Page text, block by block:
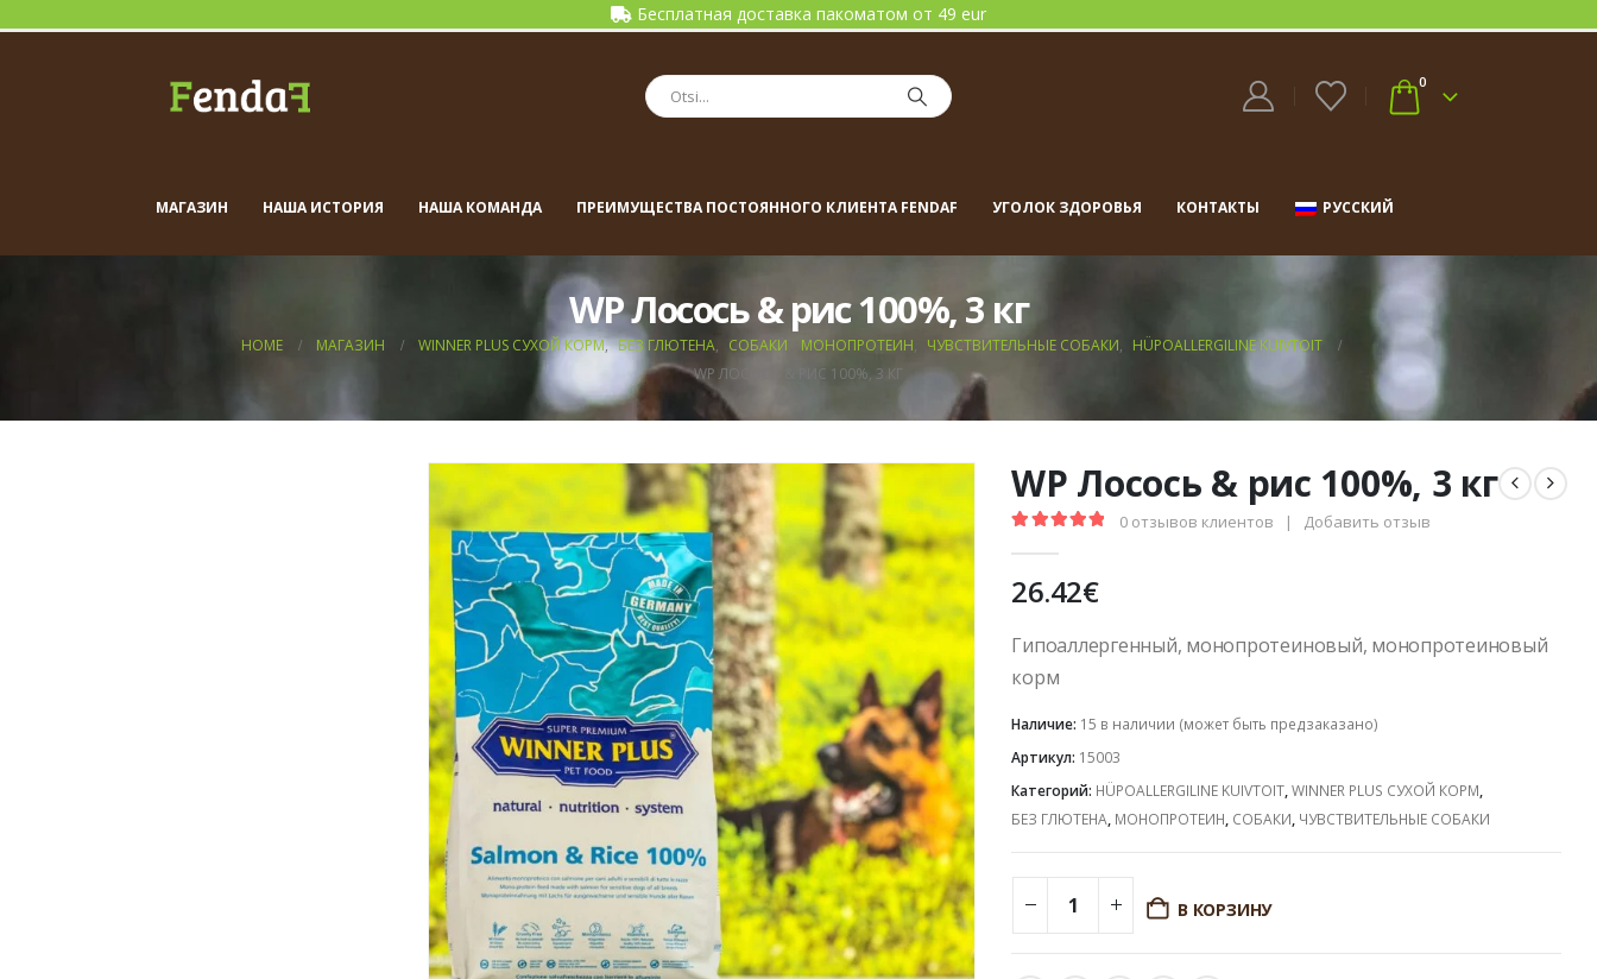
Бесплатная доставка пакоматом от 49 eur
0
МАГАЗИН НАША ИСТОРИЯ НАША КОМАНДА ПРЕИМУЩЕСТВА ПОСТОЯННОГО КЛИЕНТА FENDAF УГОЛОК ЗДОРОВЬЯ КОНТАКТЫ РУССКИЙ
WP Лосось & рис 100%, 3 кг
HOME МАГАЗИН WINNER PLUS СУХОЙ КОРМ, БЕЗ ГЛЮТЕНА, СОБАКИ МОНОПРОТЕИН, ЧУВСТВИТЕЛЬНЫЕ СОБАКИ, HÜPOALLERGILINE KUIVTOIT
WP ЛОСОСЬ & РИС 100%, 3 КГ
WP Лосось & рис 100%, 3 кг
0отзывов клиентов | Добавить отзыв
26.42€
Гипоаллергенный, монопротеиновый, монопротеиновый
корм
Наличие: 15 в наличии (может быть предзаказано)
Артикул: 15003
Категорий: HÜPOALLERGILINE KUIVTOIT,WINNER PLUS СУХОЙ КОРМ,
БЕЗ ГЛЮТЕНА, МОНОПРОТЕИН, СОБАКИ, ЧУВСТВИТЕЛЬНЫЕ СОБАКИ
В КОРЗИНУ